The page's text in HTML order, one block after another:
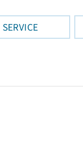
SERVICE